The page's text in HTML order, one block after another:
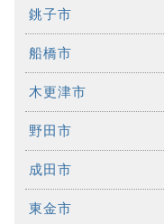
銚子市
船橋市
木更津市
野田市
成田市
東金市